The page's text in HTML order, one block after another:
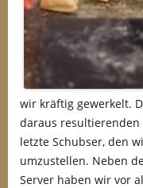
wir kräftig gewerkelt.
daraus
letzte Schubser, den
umzustellen. Neben
Server haben wir vor